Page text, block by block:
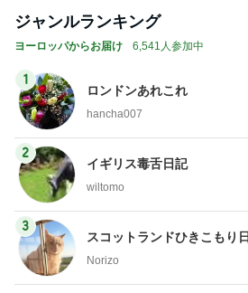
ジャンルランキング
ヨーロッパからお届け 6,541人参加中
1
ロンドンあれこれ
hancha007
2
イギリス毒舌日記
wiltomo
3
スコットランドひきこもり
Norizo